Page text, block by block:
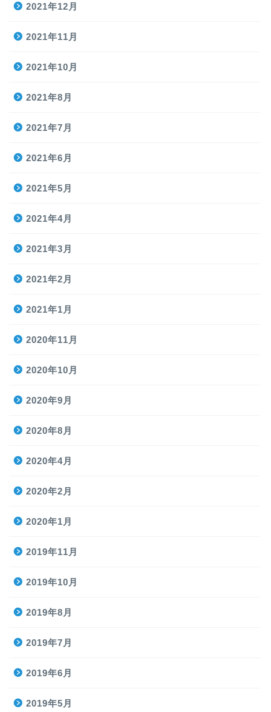
2021年12月
2021年11月
2021年10月
2021年8月
2021年7月
2021年6月
2021年5月
2021年4月
2021年3月
2021年2月
2021年1月
2020年11月
2020年10月
2020年9月
2020年8月
2020年4月
2020年2月
2020年1月
2019年11月
2019年10月
2019年8月
2019年7月
2019年6月
2019年5月